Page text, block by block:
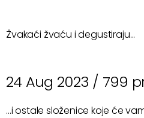
Žvakaći žvaću i degustiraju...
24 Aug 2023 / 799
…i ostale složenice koje će